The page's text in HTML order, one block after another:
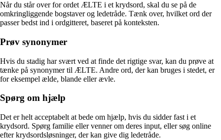
Når du står over for ordet ÆLTE i et krydsord, skal du se på de
omkringliggende bogstaver og ledetråde. Tænk over, hvilket ord der
passer bedst ind i ordgitteret, baseret på konteksten.
Prøv synonymer
Hvis du stadig har svært ved at finde det rigtige svar, kan du prøve at
tænke på synonymer til ÆLTE. Andre ord, der kan bruges i stedet, er
for eksempel ælde, blande eller ævle.
Spørg om hjælp
Det er helt acceptabelt at bede om hjælp, hvis du sidder fast i et
krydsord. Spørg familie eller venner om deres input, eller søg online
efter krydsordsløsninger, der kan give dig ledetråde.